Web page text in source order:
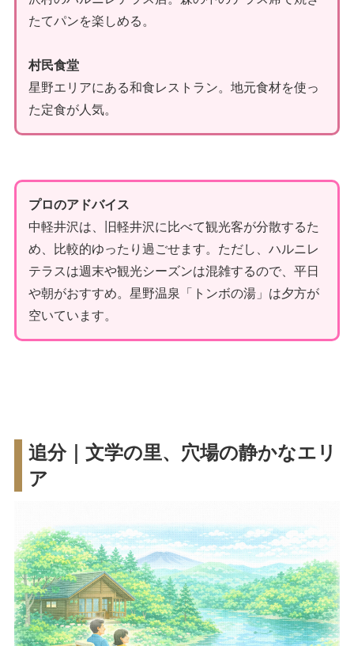
たてパンを楽しめる。
村民食堂
星野エリアにある和食レストラン。地元食材を使っ
た定食が人気。
プロのアドバイス
中軽井沢は、旧軽井沢に比べて観光客が分散するた
め、比較的ゆったり過ごせます。ただし、ハルニレ
テラスは週末や観光シーズンは混雑するので、平日
や朝がおすすめ。星野温泉「トンボの湯」は夕方が
空いています。
追分｜文学の里、穴場の静かなエリ
ア